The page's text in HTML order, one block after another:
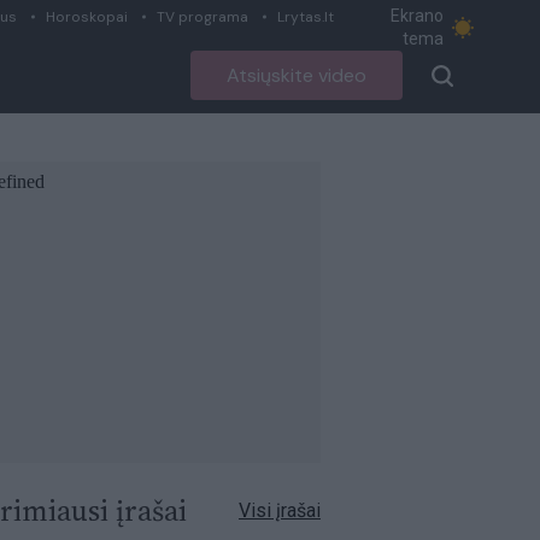
Horoskopai TV programa Lrytas.lt
Ekrano
tema
Atsiųskite video
įrašai Visi įrašai